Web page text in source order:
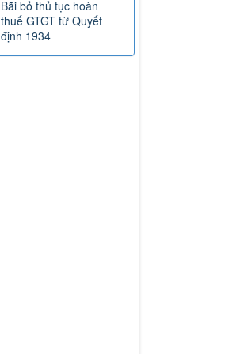
Bãi bỏ thủ tục hoàn
thuế GTGT từ Quyết
định 1934